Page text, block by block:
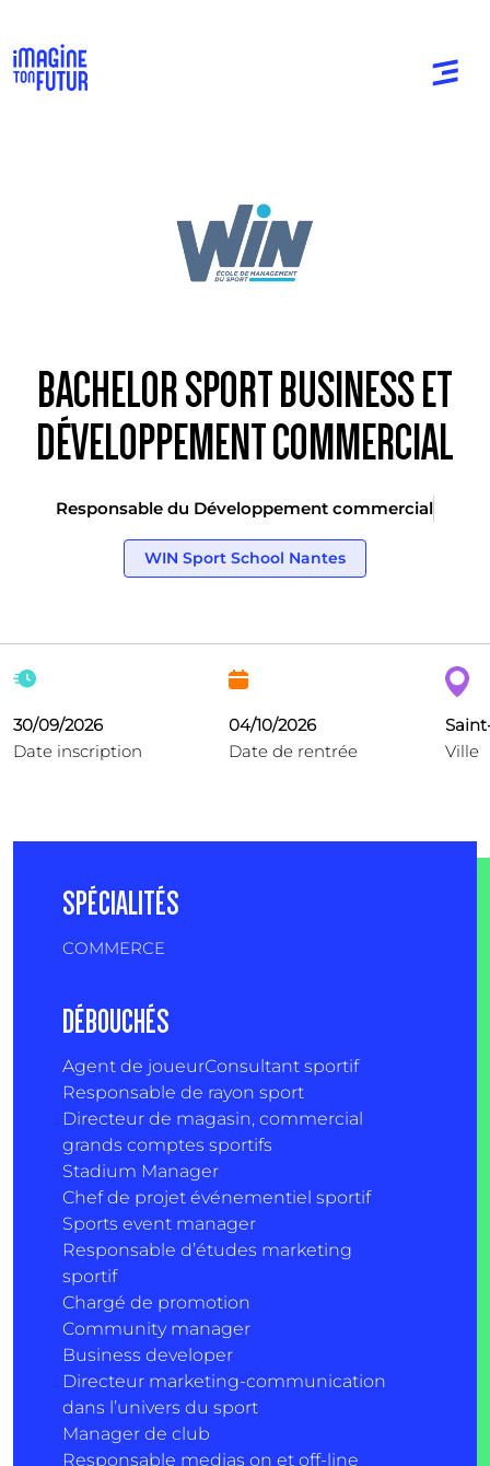
BACHELOR SPORT BUSINESS ET
DÉVELOPPEMENT COMMERCIAL
Responsable du Développement commercial
WIN Sport School Nantes
30/09/2026
Date inscription
04/10/2026
Date de rentrée
Ville
SPÉCIALITÉS
COMMERCE
DÉBOUCHÉS
Agent de joueurConsultant sportif
Responsable de rayon sport
Directeur de magasin, commercial
grands comptes sportifs
Stadium Manager
Chef de projet événementiel sportif
Sports event manager
Responsable d’études marketing
sportif
Chargé de promotion
Community manager
Business developer
Directeur marketing-communication
dans l’univers du sport
Manager de club
Responsable medias on et off-line